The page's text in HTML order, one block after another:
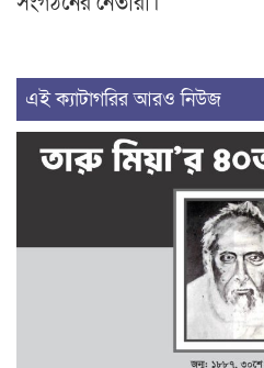
এই ক্যাটাগরির আরও নিউজ